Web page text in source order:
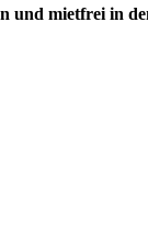
und mietfrei in